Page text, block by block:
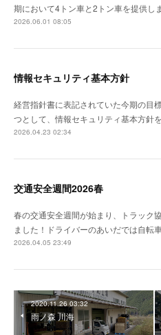
期において4トン車と2トン車を提供しま
2026.06.01 08:05
情報セキュリティ基本方針
経営指針書に表記されていた今期の目
つとして、情報セキュリティ基本方針
2026.04.23 02:34
交通安全週間2026春
春の交通安全週間が始まり、トラック
ました！ドライバーのあいだでは自転
2026.04.05 23:49
2020.11.26 03:32
雨ノ森 川海